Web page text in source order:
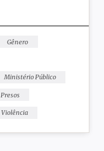
Gênero
Ministério Público
Presos
Violência